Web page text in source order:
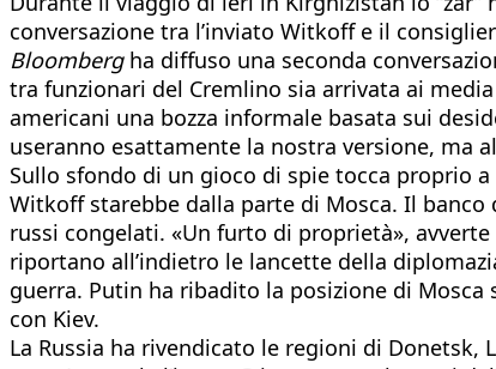
conversazione tra l’inviato Witkoff e il
Bloomberg ha diffuso una seconda
tra funzionari del Cremlino sia arrivata ai
americani una bozza informale basata sui
useranno esattamente la nostra versione, ma
Sullo sfondo di un gioco di spie tocca proprio
Witkoff starebbe dalla parte di Mosca. Il banco
russi congelati. «Un furto di proprietà»,
riportano all’indietro le lancette della
guerra. Putin ha ribadito la posizione di
con Kiev.
La Russia ha rivendicato le regioni di